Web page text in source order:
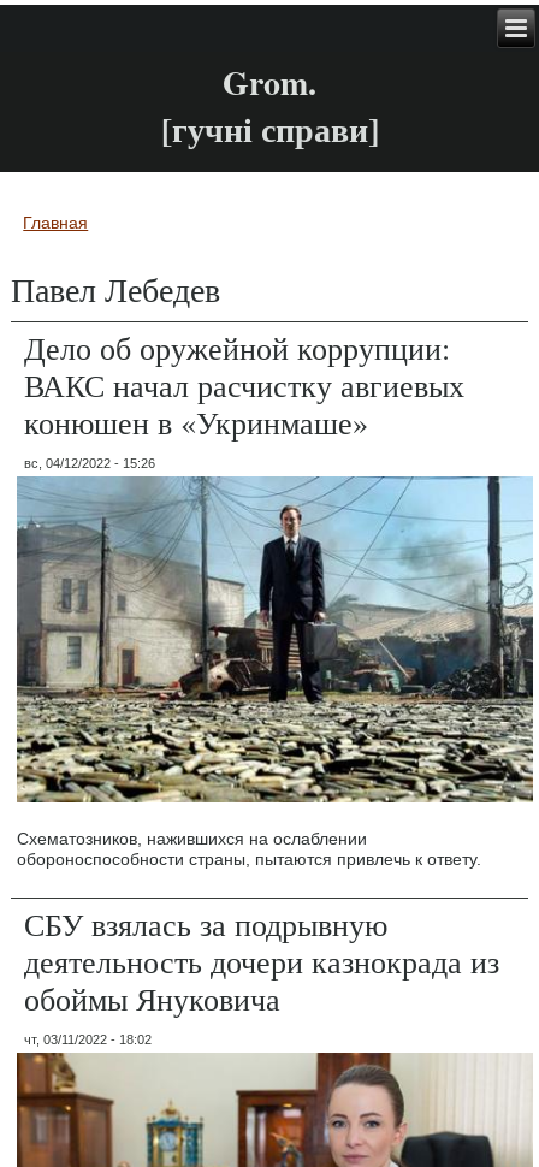
Grom.
[гучні справи]
Вы здесь
Главная
Павел Лебедев
Дело об оружейной коррупции:
ВАКС начал расчистку авгиевых
конюшен в «Укринмаше»
вс, 04/12/2022 - 15:26
Схематозников, нажившихся на ослаблении
обороноспособности страны, пытаются привлечь к ответу.
СБУ взялась за подрывную
деятельность дочери казнокрада из
обоймы Януковича
чт, 03/11/2022 - 18:02